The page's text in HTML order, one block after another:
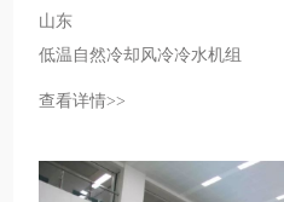
山东
低温自然冷却风冷冷水机组
查看详情>>